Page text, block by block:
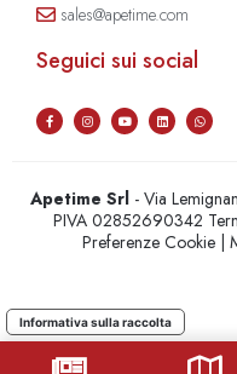
sales@apetime.com
Seguici sui social
Apetime Srl - Via
PIVA 02852690342
Preferenze Cookie |
Informativa sulla raccolta